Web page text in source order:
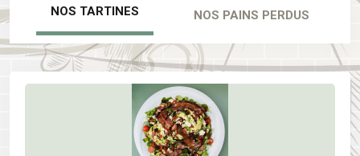
NOS TARTINES NOS PAINS PERDUS